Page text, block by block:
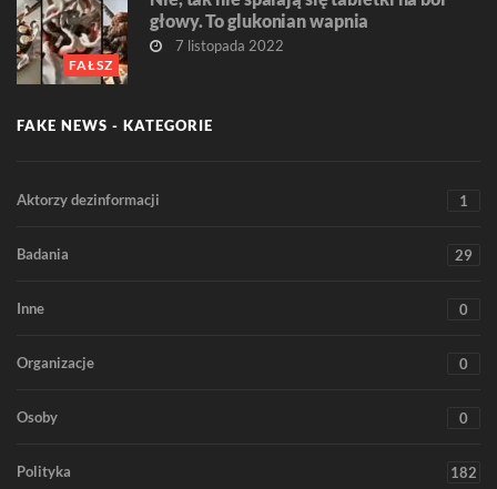
FAŁSZ
głowy. To glukonian wapnia
7 listopada 2022
FAKE NEWS - KATEGORIE
Aktorzy dezinformacji 1
Badania 29
Inne 0
Organizacje 0
Osoby 0
Polityka 182